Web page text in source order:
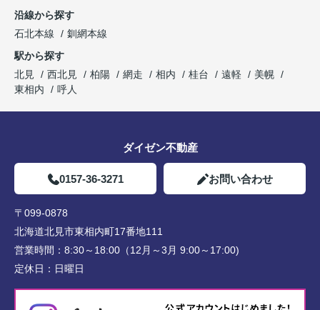
沿線から探す
石北本線
釧網本線
駅から探す
北見
西北見 柏陽 網走 相内 桂台 遠軽
美幌
東相内
呼人
ダイゼン不動産
0157-36-3271 お問い合わせ
〒099-0878
北海道北見市東相内町17番地111
営業時間： 8:30～18:00（12月～3月 9:00～17:00)
定休日： 日曜日